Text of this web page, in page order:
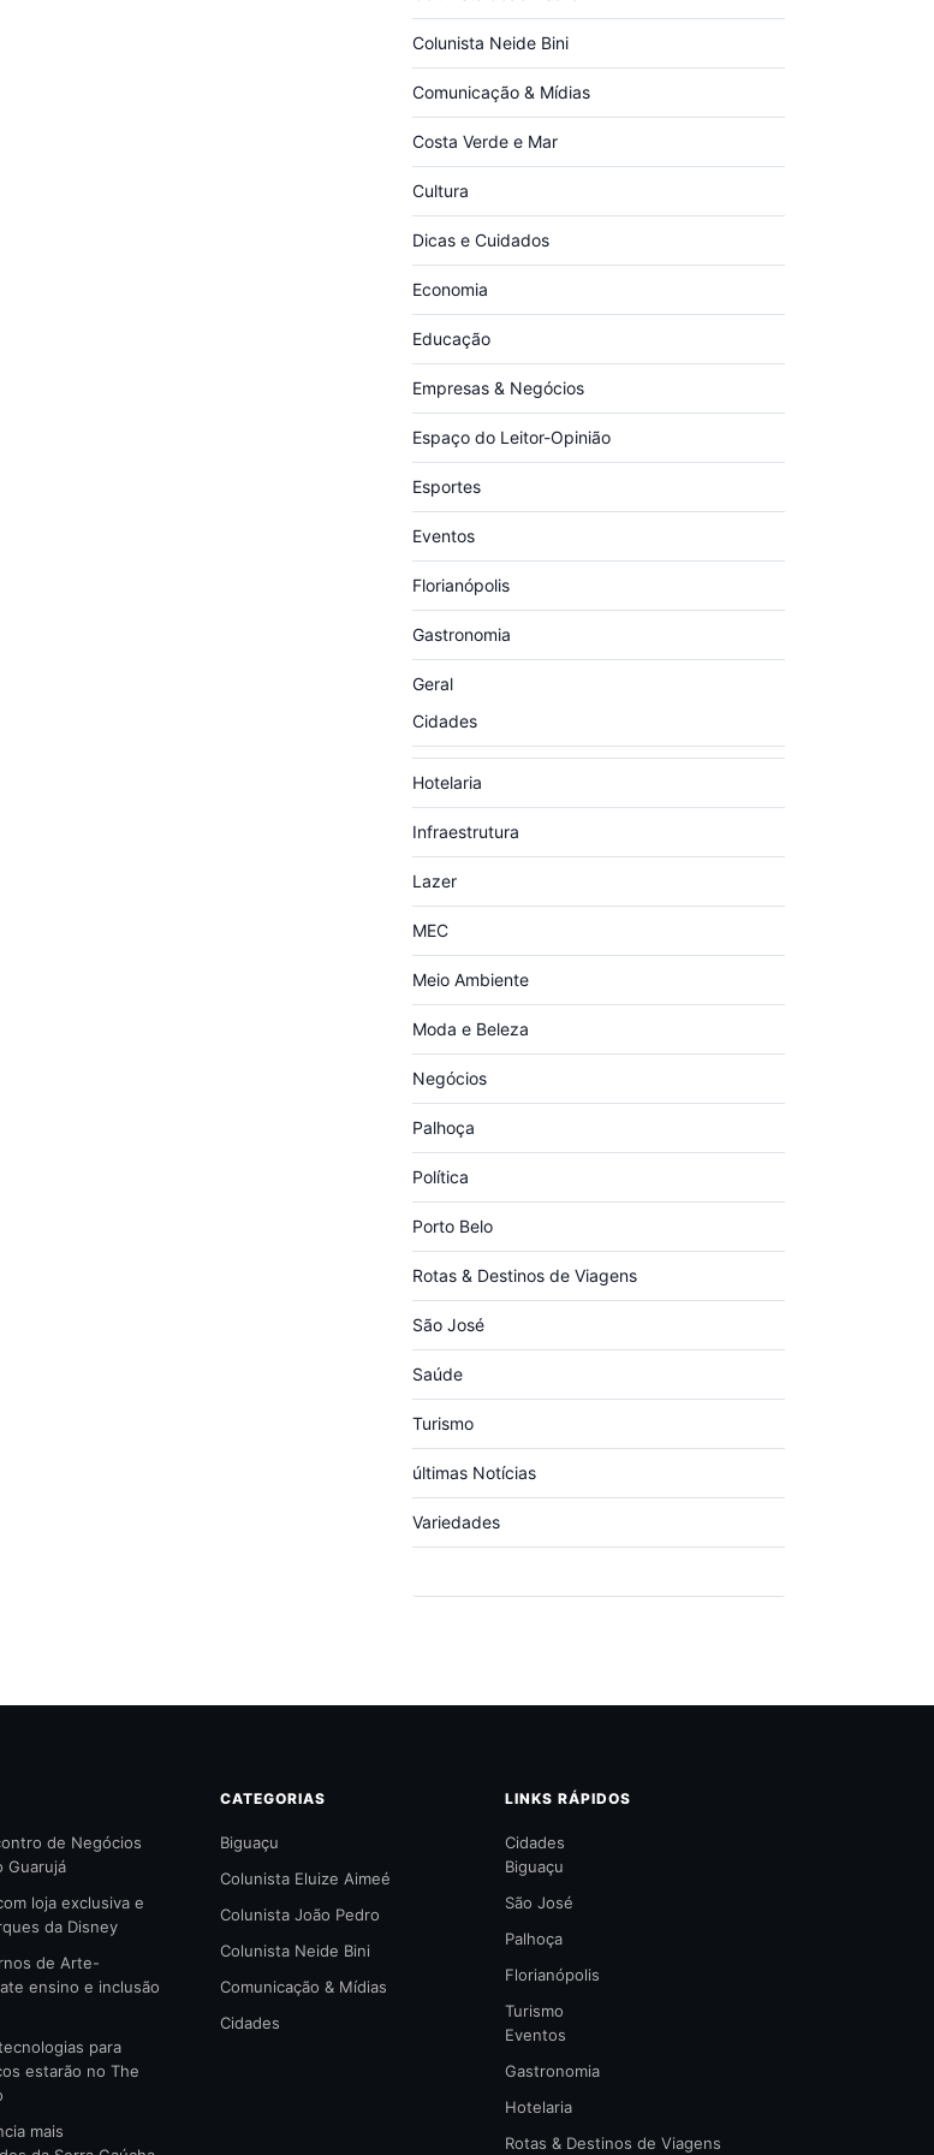
Colunista Neide Bini
Comunicação & Mídias
Costa Verde e Mar
Cultura
Dicas e Cuidados
Economia
Educação
Empresas & Negócios
Espaço do Leitor-Opinião
Esportes
Eventos
Florianópolis
Gastronomia
Geral
Cidades
Hotelaria
Infraestrutura
Lazer
MEC
Meio Ambiente
Moda e Beleza
Negócios
Palhoça
Política
Porto Belo
Rotas & Destinos de Viagens
São José
Saúde
Turismo
últimas Notícias
Variedades
de Negócios
Guarujá
loja exclusiva e
da Disney
de Arte-
ensino e inclusão
para
estarão no The
mais
CATEGORIAS
Biguaçu
Colunista Eluize Aimeé
Colunista João Pedro
Colunista Neide Bini
Comunicação & Mídias
Cidades
LINKS RÁPIDOS
Cidades
Biguaçu
São José
Palhoça
Florianópolis
Turismo
Eventos
Gastronomia
Hotelaria
Rotas & Destinos de Viagens